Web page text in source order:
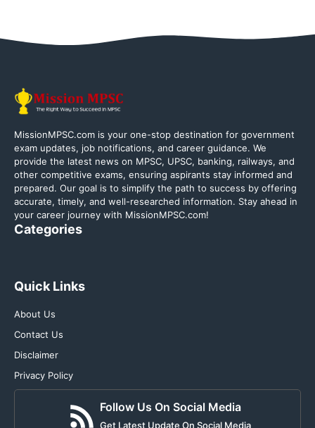
MissionMPSC.com is your one-stop destination for government
exam updates, job notifications, and career guidance. We
provide the latest news on MPSC, UPSC, banking, railways, and
other competitive exams, ensuring aspirants stay informed and
prepared. Our goal is to simplify the path to success by offering
accurate, timely, and well-researched information. Stay ahead in
your career journey with MissionMPSC.com!
Categories
Quick Links
About Us
Contact Us
Disclaimer
Privacy Policy
Follow Us On Social Media
Get Latest Update On Social Media